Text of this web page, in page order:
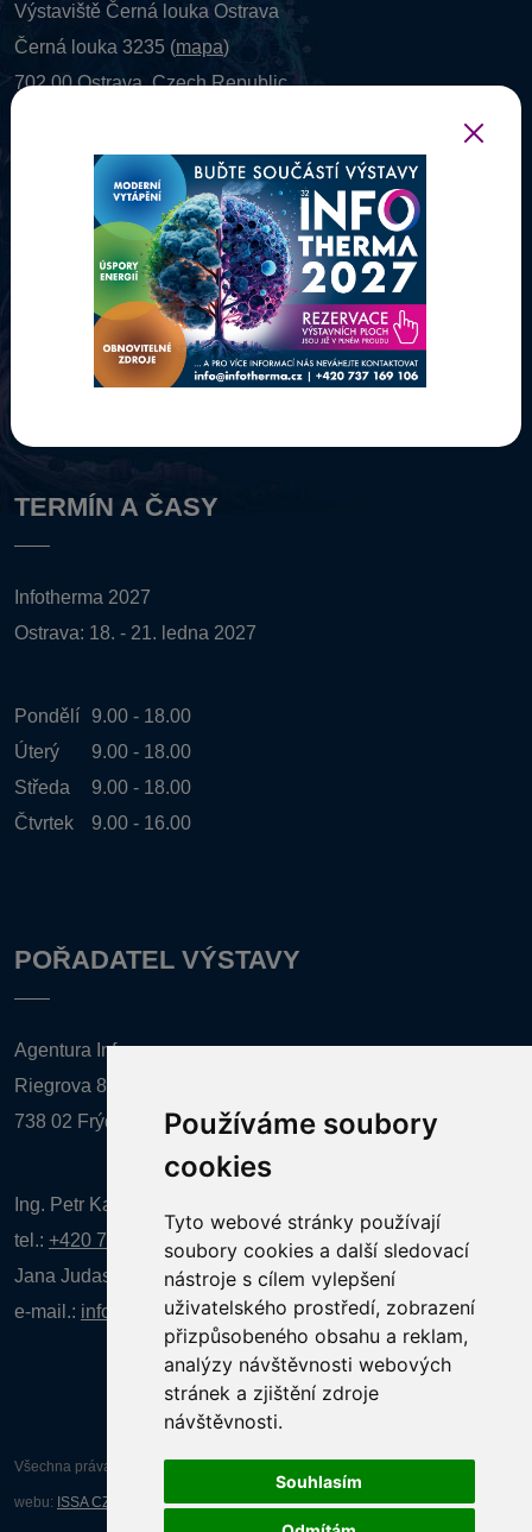
Používáme soubory
cookies
Tyto webové stránky používají
soubory cookies a další sledovací
nástroje s cílem vylepšení
uživatelského prostředí, zobrazení
přizpůsobeného obsahu a reklam,
analýzy návštěvnosti webových
stránek a zjištění zdroje
návštěvnosti.
Souhlasím
Výstaviště Černá louka Ostrava
Černá louka 3235 (mapa)
702 00 Ostrava, Czech Republic
IČO: 26832721 DIČ: CZ 26832721
Zapsáno v obchodním rejstříku vedenémKrajským soudem
v Ostravě, oddíl C, vložka: 27911.
TERMÍN A ČASY
Infotherma 2027
Ostrava: 18. - 21. ledna 2027
Pondělí
9.00 - 18.00
Úterý
9.00 - 18.00
Středa
9.00 - 18.00
Čtvrtek
9.00 - 16.00
POŘADATEL VÝSTAVY
Agentura Inforpres, s.r.o.
Riegrova 857
738 02 Frýdek-Místek
Ing. Petr Kalenda,
tel.: +420 777 080 867
(EN comunication)
Jana Judasová, administrativa tel.: +420 737 169 106
e-mail.: info@infotherma.cz
Všechna práva vyhrazena AGENTURA INFORPRES s.r.o. Tvorba a provoz
webu: ISSA CZECH s.r.o.